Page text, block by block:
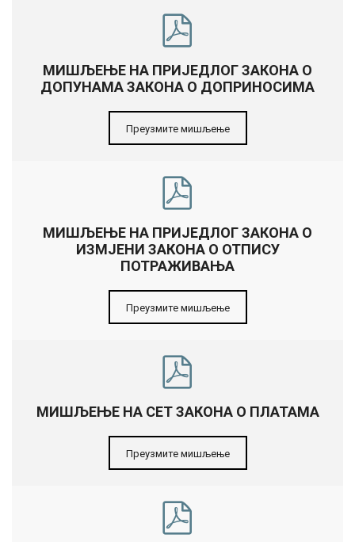
МИШЉЕЊЕ НА ПРИЈЕДЛОГ ЗАКОНА О
ДОПУНАМА ЗАКОНА О ДОПРИНОСИМА
Преузмите мишљење
МИШЉЕЊЕ НА ПРИЈЕДЛОГ ЗАКОНА О
ИЗМЈЕНИ ЗАКОНА О ОТПИСУ
ПОТРАЖИВАЊА
Преузмите мишљење
МИШЉЕЊЕ НА СЕТ ЗАКОНА О ПЛАТАМА
Преузмите мишљење